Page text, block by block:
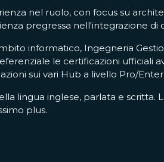
nel ruolo, con focus su
pregressa nell'integrazione
informatico, Ingegneria
le certificazioni ufficiali
sui vari Hub a livello Pro/
lingua inglese, parlata e scritta.
plus.